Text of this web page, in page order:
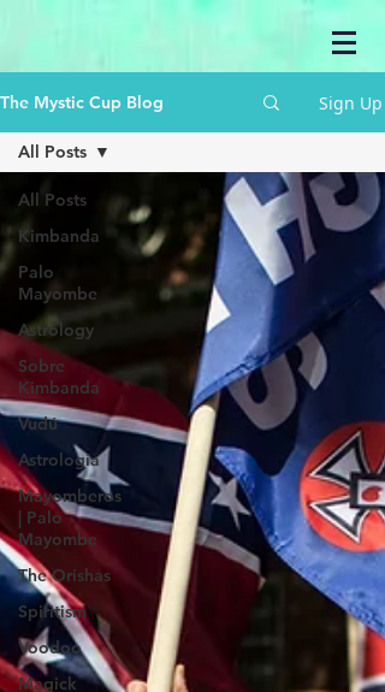
The Mystic Cup Blog Sign Up
All Posts
Kimbanda
Palo
Mayombe
Astrology
Sobre
Kimbanda
Vudú
Astrología
Mayomberos
| Palo
Mayombe
The Orishas
Spiritism
Voodoo
Magick
All Posts